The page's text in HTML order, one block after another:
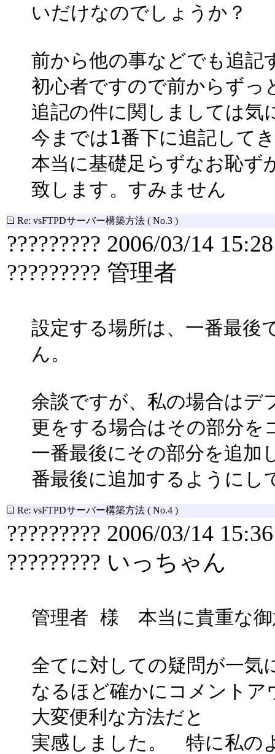
いだけなのでしょうか？
前から他の事などでも追記
初心者ですので前からずっ
追記の件に関しましては気
今までは1番下に追記して
本当に基礎足らずなお恥ず
致します。すみません
Re: vsFTPDサーバー構築方法 ( No.3 )
????????? 2006/03/14 15:28
????????? 管理者
設定する場所は、一番最後
ん。
余談ですが、私の場合はデ
更をする場合はその部分を
一番最後にその部分を追加
番最後に追加するようにし
Re: vsFTPDサーバー構築方法 ( No.4 )
????????? 2006/03/14 15:36
????????? いっちゃん
管理者 様 本当に貴重な御
全てに対しての疑問が一気
なるほど確かにコメント
大変便利な方法だと
実感しました。 特に私の